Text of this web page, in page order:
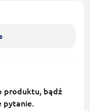
produktu, bądź
pytanie.